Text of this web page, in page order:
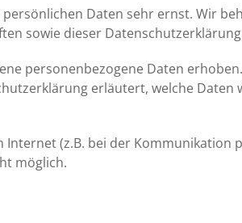
Daten sehr ernst. Wir
sowie dieser
personenbezogene Daten
erläutert, welche
(z.B. bei der Kommunikation
möglich.